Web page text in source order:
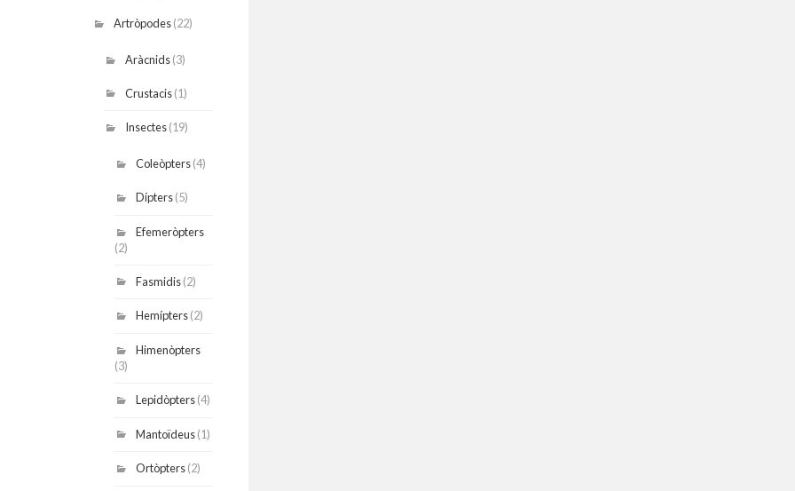
Artròpodes(22)
Aràcnids(3)
Crustacis(1)
Insectes(19)
Coleòpters(4)
Dípters(5)
Efemeròpters
(2)
Fasmidis(2)
Hemípters(2)
Himenòpters
(3)
Lepidòpters(4)
Mantoïdeus(1)
Ortòpters(2)